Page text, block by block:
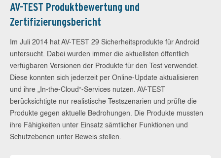
AV-TEST Produktbewertung und
Zertifizierungsbericht
Im Juli 2014 hat AV-TEST 29 Sicherheitsprodukte für Android
untersucht. Dabei wurden immer die aktuellsten öffentlich
verfügbaren Versionen der Produkte für den Test verwendet.
Diese konnten sich jederzeit per Online-Update aktualisieren
und ihre „In-the-Cloud“-Services nutzen. AV-TEST
berücksichtigte nur realistische Testszenarien und prüfte die
Produkte gegen aktuelle Bedrohungen. Die Produkte mussten
ihre Fähigkeiten unter Einsatz sämtlicher Funktionen und
Schutzebenen unter Beweis stellen.